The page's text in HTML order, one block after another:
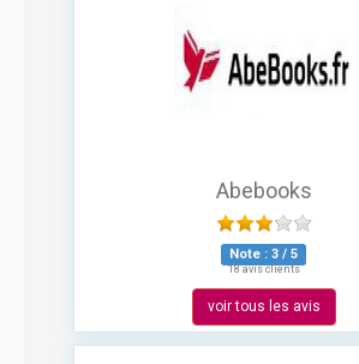
Abebooks
Note : 3 / 5
18 avis clients
voir tous les avis